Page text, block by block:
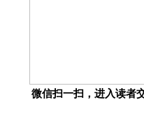
微信扫一扫，进入读者